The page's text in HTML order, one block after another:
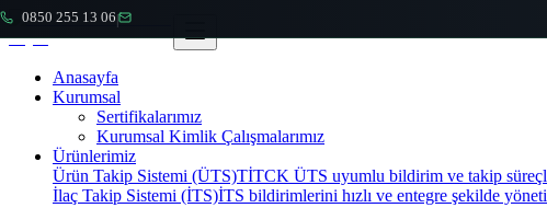
0850 255 13 06
Anasayfa
Kurumsal
Sertifikalarımız
Kurumsal Kimlik Çalışmalarımız
Ürünlerimiz
Ürün Takip Sistemi (ÜTS)TİTCK ÜTS uyumlu bildirim ve takip
İlaç Takip Sistemi (İTS)İTS bildirimlerini hızlı ve entegre şekilde